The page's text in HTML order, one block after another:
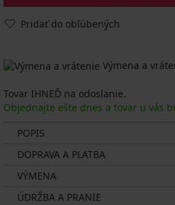
Pridať do obľúbených
Výmena a
Tovar IHNEĎ na odoslanie.
Objednajte ešte dnes a tovar u vás
POPIS
DOPRAVA A PLATBA
VÝMENA
ÚDRŽBA A PRANIE